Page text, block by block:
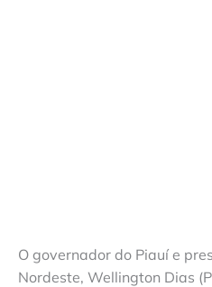
O governador do Piauí e
Nordeste, Wellington Dias